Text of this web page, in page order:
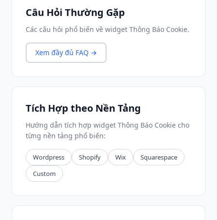
Câu Hỏi Thường Gặp
Các câu hỏi phổ biến về widget Thông Báo Cookie.
Xem đầy đủ FAQ →
Tích Hợp theo Nền Tảng
Hướng dẫn tích hợp widget Thông Báo Cookie cho
từng nền tảng phổ biến:
Wordpress Shopify Wix
Squarespace
Custom